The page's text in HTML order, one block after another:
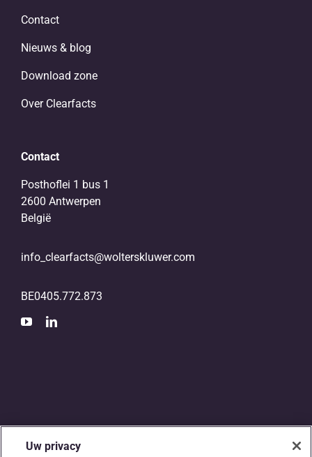
Contact
Nieuws & blog
Download zone
Over Clearfacts
Contact
Posthoflei 1 bus 1
2600 Antwerpen
België
info_clearfacts@wolterskluwer.com
BE0405.772.873
Uw privacy